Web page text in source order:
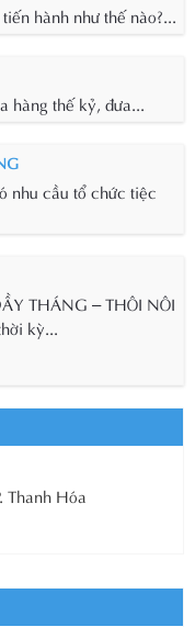
hành như thế nào?...
hàng thế kỷ, đưa...
nhu cầu tổ chức tiệc
THÁNG – THÔI NÔI
kỳ...
Thanh Hóa